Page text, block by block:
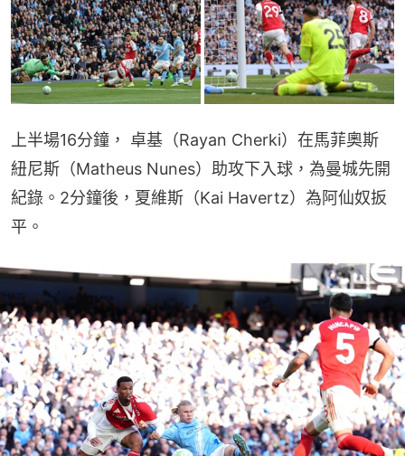
上半場16分鐘， 卓基（Rayan Cherki）在馬菲奧斯
紐尼斯（Matheus Nunes）助攻下入球，為曼城先開
紀錄。2分鐘後，夏維斯（Kai Havertz）為阿仙奴扳
平。